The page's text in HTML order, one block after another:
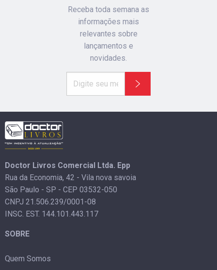
Receba toda semana as
informações mais
relevantes sobre
lançamentos e
novidades.
Doctor Livros Comercial Ltda. Epp
Rua da Economia, 42 - Vila nova savoia
São Paulo - SP - CEP 03532-050
CNPJ 21.506.239/0001-08
INSC. EST. 144.101.443.117
SOBRE
Quem Somos